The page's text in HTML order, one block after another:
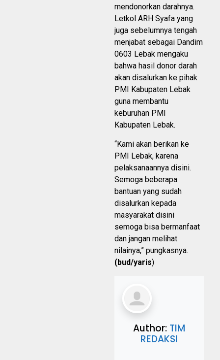
mendonorkan darahnya.
Letkol ARH Syafa yang
juga sebelumnya tengah
menjabat sebagai Dandim
0603 Lebak mengaku
bahwa hasil donor darah
akan disalurkan ke pihak
PMI Kabupaten Lebak
guna membantu
keburuhan PMI
Kabupaten Lebak.
“Kami akan berikan ke
PMI Lebak, karena
pelaksanaannya disini.
Semoga beberapa
bantuan yang sudah
disalurkan kepada
masyarakat disini
semoga bisa bermanfaat
dan jangan melihat
nilainya,” pungkasnya.
(bud/yaris)
Author: TIM
REDAKSI